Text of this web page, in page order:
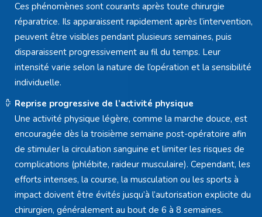
Ces phénomènes sont courants après toute chirurgie
réparatrice. Ils apparaissent rapidement après l’intervention,
peuvent être visibles pendant plusieurs semaines, puis
disparaissent progressivement au fil du temps. Leur
intensité varie selon la nature de l’opération et la sensibilité
individuelle.
Reprise progressive de l’activité physique
Une activité physique légère, comme la marche douce, est
encouragée dès la troisième semaine post-opératoire afin
de stimuler la circulation sanguine et limiter les risques de
complications (phlébite, raideur musculaire). Cependant, les
efforts intenses, la course, la musculation ou les sports à
impact doivent être évités jusqu’à l’autorisation explicite du
chirurgien, généralement au bout de 6 à 8 semaines.